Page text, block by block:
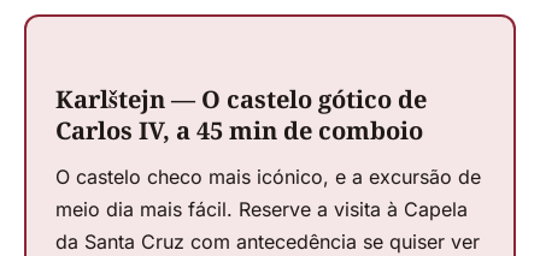
Karlštejn — O castelo gótico de
Carlos IV, a 45 min de comboio
O castelo checo mais icónico, e a excursão de
meio dia mais fácil. Reserve a visita à Capela
da Santa Cruz com antecedência se quiser ver